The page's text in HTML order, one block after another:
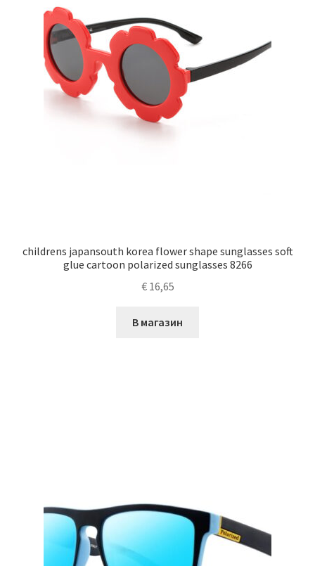
childrens japansouth korea flower shape sunglasses soft
glue cartoon polarized sunglasses 8266
€16,65
В магазин